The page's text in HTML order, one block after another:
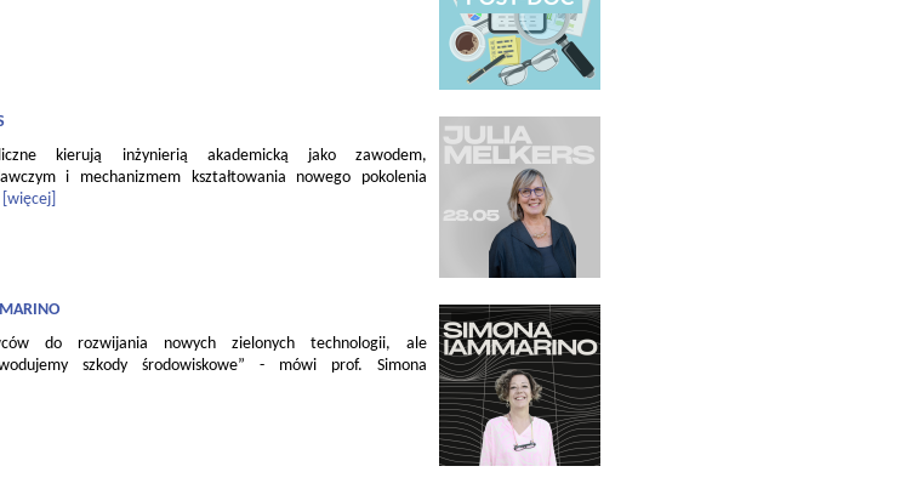
kierują inżynierią akademicką jako zawodem,
i mechanizmem kształtowania nowego pokolenia
[więcej]
do rozwijania nowych zielonych technologii, ale
szkody środowiskowe” - mówi prof. Simona